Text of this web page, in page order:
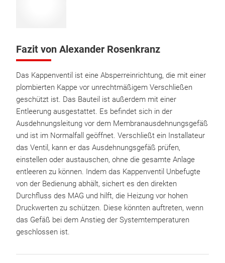
Fazit von Alexander Rosenkranz
Das Kappenventil ist eine Absperreinrichtung, die mit einer
plombierten Kappe vor unrechtmäßigem Verschließen
geschützt ist. Das Bauteil ist außerdem mit einer
Entleerung ausgestattet. Es befindet sich in der
Ausdehnungsleitung vor dem Membranausdehnungsgefäß
und ist im Normalfall geöffnet. Verschließt ein Installateur
das Ventil, kann er das Ausdehnungsgefäß prüfen,
einstellen oder austauschen, ohne die gesamte Anlage
entleeren zu können. Indem das Kappenventil Unbefugte
von der Bedienung abhält, sichert es den direkten
Durchfluss des MAG und hilft, die Heizung vor hohen
Druckwerten zu schützen. Diese könnten auftreten, wenn
das Gefäß bei dem Anstieg der Systemtemperaturen
geschlossen ist.